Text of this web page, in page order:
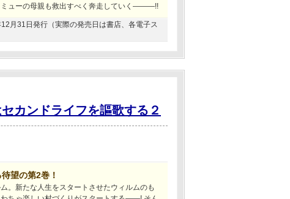
ミューの母親も救出すべく奔走していく―――!!
月31日発行（実際の発売日は書店、各電子ス
カンドライフを謳歌する２
望の第2巻！
。新たな人生をスタートさせたウィルムのも